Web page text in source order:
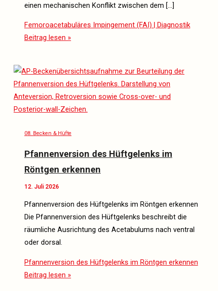
einen mechanischen Konflikt zwischen dem […]
Femoroacetabuläres Impingement (FAI) | Diagnostik
Beitrag lesen »
08. Becken & Hüfte
Pfannenversion des Hüftgelenks im
Röntgen erkennen
12. Juli 2026
Pfannenversion des Hüftgelenks im Röntgen erkennen
Die Pfannenversion des Hüftgelenks beschreibt die
räumliche Ausrichtung des Acetabulums nach ventral
oder dorsal.
Pfannenversion des Hüftgelenks im Röntgen erkennen
Beitrag lesen »